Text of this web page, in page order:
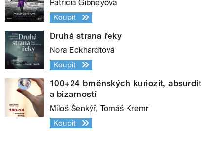
Patricia Gibneyová
Koupit
Druhá strana řeky
Nora Eckhardtová
Koupit
100+24 brněnských kuriozit, absurdit
a bizarností
Miloš Šenkýř, Tomáš Kremr
Koupit